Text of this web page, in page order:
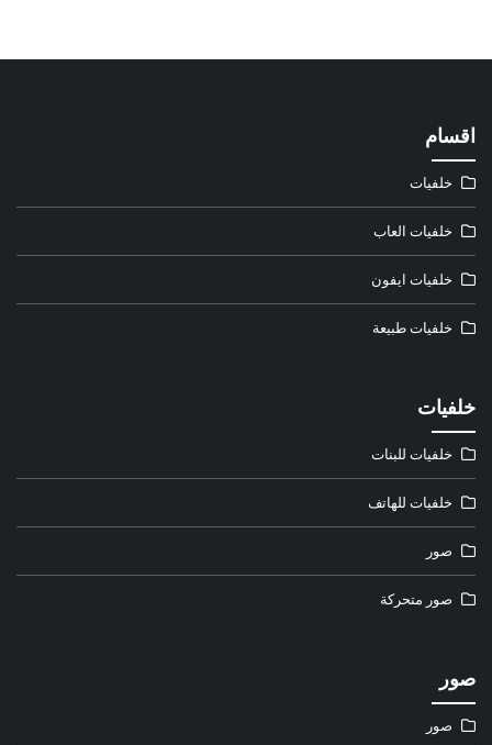
اقسام
خلفيات
خلفيات العاب
خلفيات ايفون
خلفيات طبيعة
خلفيات
خلفيات للبنات
خلفيات للهاتف
صور
صور متحركة
صور
صور